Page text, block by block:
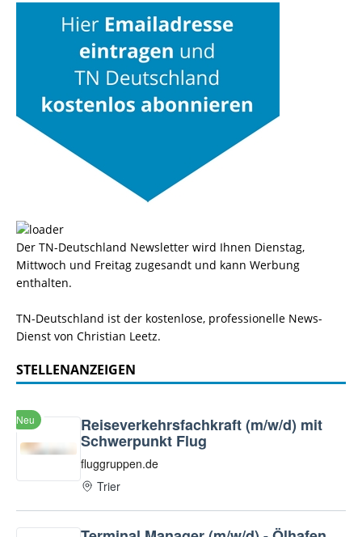
Der TN-Deutschland Newsletter wird Ihnen Dienstag,
Mittwoch und Freitag zugesandt und kann Werbung
enthalten.
TN-Deutschland ist der kostenlose, professionelle News-
Dienst von Christian Leetz.
STELLENANZEIGEN